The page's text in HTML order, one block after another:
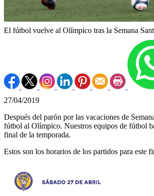
El fútbol vuelve al Olímpico tras la Semana
27/04/2019
Después del parón por las vacaciones de
fútbol al Olímpico. Nuestros equipos de fútbol
final de la temporada.
Estos son los horarios de los partidos para este